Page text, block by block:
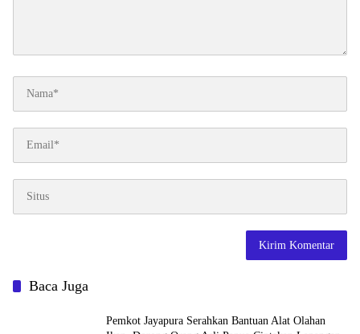
Baca Juga
Pemkot Jayapura Serahkan Bantuan Alat Olahan